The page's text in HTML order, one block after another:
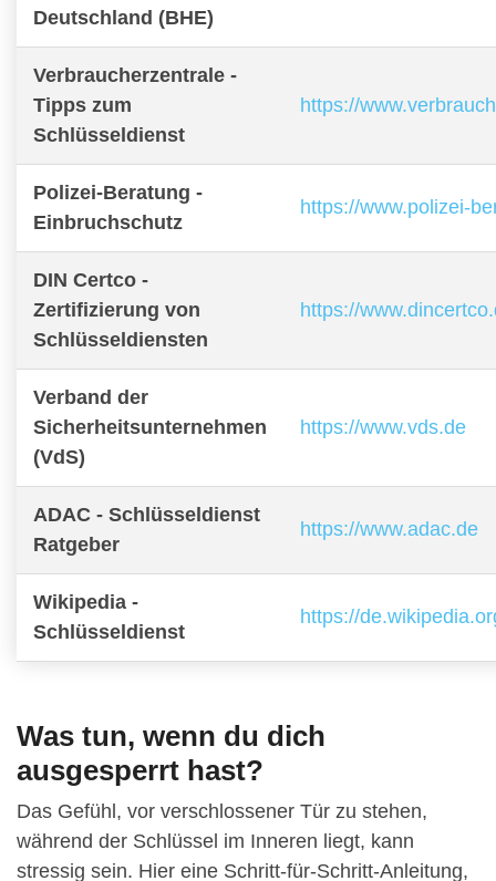
Deutschland (BHE)
Verbraucherzentrale -
Tipps zum
Schlüsseldienst
https://
Polizei-Beratung -
Einbruchschutz
https://www.polizei-
DIN Certco -
Zertifizierung von
Schlüsseldiensten
https://
Verband der
Sicherheitsunternehmen
(VdS)
https://www.vds.de
ADAC - Schlüsseldienst
Ratgeber
https://www.adac.de
Wikipedia -
Schlüsseldienst
https://
Was tun, wenn du dich
ausgesperrt hast?
Das Gefühl, vor verschlossener Tür zu stehen,
während der Schlüssel im Inneren liegt, kann
stressig sein. Hier eine Schritt-für-Schritt-Anleitung,